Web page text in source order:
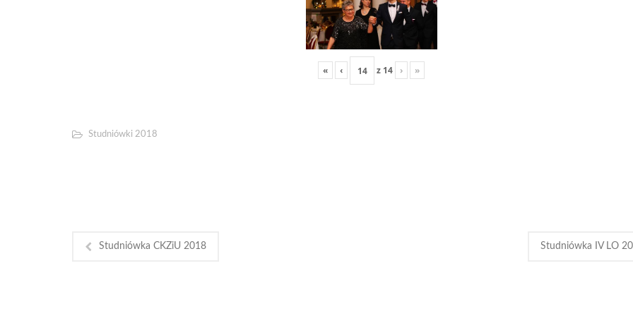
« ‹ z 14 › »
Studniówki 2018
Studniówka CKZiU 2018 Studniówka IV LO